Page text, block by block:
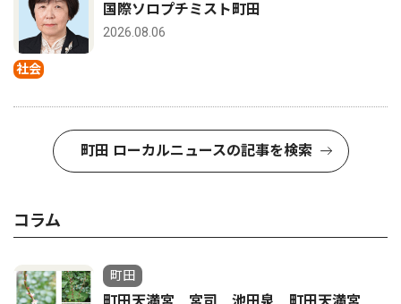
社会
国際ソロプチミスト町田
2026.08.06
町田 ローカルニュースの記事を検索
コラム
町田